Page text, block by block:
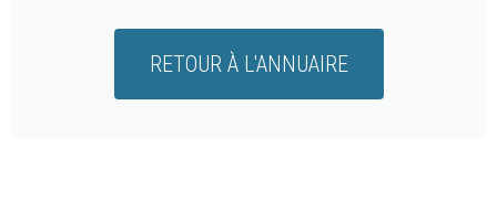
RETOUR À L'ANNUAIRE